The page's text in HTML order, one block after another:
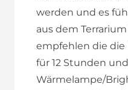
werden und es
aus dem
empfehlen die
für 12 Stunden
Wärmelampe/